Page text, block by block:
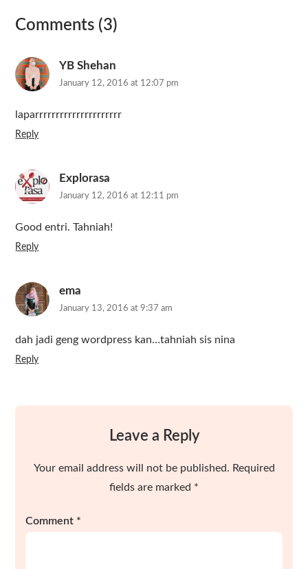
Comments (3)
YB Shehan
January 12, 2016 at 12:07 pm
laparrrrrrrrrrrrrrrrrrrrr
Reply
Explorasa
January 12, 2016 at 12:11 pm
Good entri. Tahniah!
Reply
ema
January 13, 2016 at 9:37 am
dah jadi geng wordpress kan…tahniah sis nina
Reply
Leave a Reply
Your email address will not be published. Required
fields are marked *
Comment *